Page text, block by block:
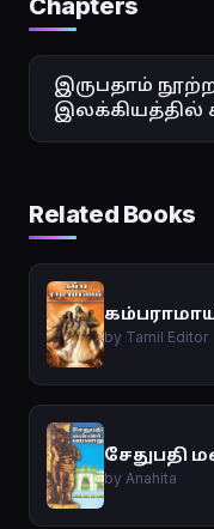
Chapters
இருபதாம்
இலக்கியத்தில்
Related Books
by Tamil Editor
சேதுபதி
by Anahita